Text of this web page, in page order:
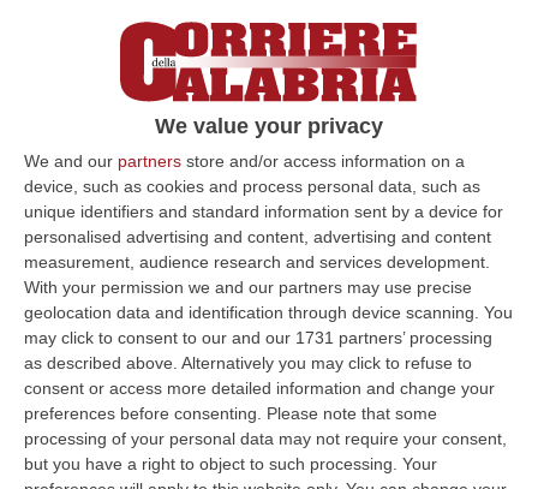
We value your privacy
We and our partners store and/or access information on a
device, such as cookies and process personal data, such as
unique identifiers and standard information sent by a device for
personalised advertising and content, advertising and content
measurement, audience research and services development.
With your permission we and our partners may use precise
geolocation data and identification through device scanning. You
may click to consent to our and our 1731 partners’ processing
as described above. Alternatively you may click to refuse to
consent or access more detailed information and change your
preferences before consenting.
Please note that some
processing of your personal data may not require your consent,
but you have a right to object to such processing. Your
un intervento di restauro volto a restituirne
l’originaria bellezza e a garantirne la
conservazione. L’opera, capolavoro della
statuaria bronzea di età classica, fu ritrovata
nel 1969 da Giuseppe Mavilla, nell’area di un
relitto sommerso dinanzi alla spiaggia di
Porticello, nei pressi di Villa San Giovanni. Le
operazioni di restauro saranno possibili
grazie al generoso contributo del mecenate
Pier Paolo Stillitano, che inteso dedicare
l’elargizione in memoria del figlio Carmelo,
nell’ambito dell’iniziativa Art Bonus, voluta
dal Ministro Dario Franceschini per